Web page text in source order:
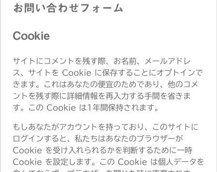
お問い合わせフォーム
Cookie
サイトにコメントを残す際、お名前、メールアドレ
ス、サイトを Cookie に保存することにオプトインで
きます。これはあなたの便宜のためであり、他のコメ
ントを残す際に詳細情報を再入力する手間を省きま
す。この Cookie は1年間保持されます。
もしあなたがアカウントを持っており、このサイトに
ログインすると、私たちはあなたのブラウザーが
Cookie を受け入れられるかを判断するために一時
Cookie を設定します。この Cookie は個人データを